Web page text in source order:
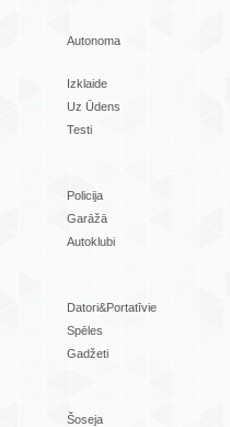
Autonoma
Izklaide
Uz Ūdens
Testi
Policija
Garāžā
Autoklubi
Datori&Portatīvie
Spēles
Gadžeti
Šoseja